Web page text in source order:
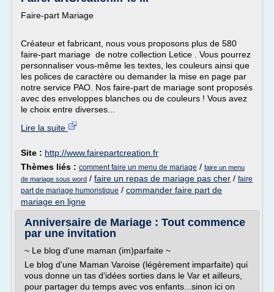
Faire-part Mariage
Créateur et fabricant, nous vous proposons plus de 580
faire-part mariage de notre collection Letice . Vous pourrez
personnaliser vous-même les textes, les couleurs ainsi que
les polices de caractère ou demander la mise en page par
notre service PAO. Nos faire-part de mariage sont proposés
avec des enveloppes blanches ou de couleurs ! Vous avez
le choix entre diverses...
Lire la suite
Site : http://www.fairepartcreation.fr
Thèmes liés : comment faire un menu de mariage / faire un menu
de mariage sous word / faire un repas de mariage pas cher / faire
part de mariage humoristique / commander faire part de
mariage en ligne
Anniversaire de Mariage : Tout commence
par une invitation
~ Le blog d'une maman (im)parfaite ~
Le blog d'une Maman Varoise (légèrement imparfaite) qui
vous donne un tas d'idées sorties dans le Var et ailleurs,
pour partager du temps avec vos enfants...sinon ici on